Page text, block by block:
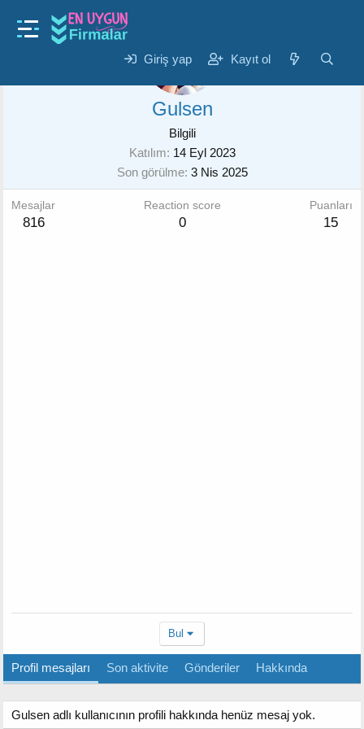
Giriş yap Kayıt ol
Gulsen
Bilgili
Katılım 14 Eyl 2023
Son görülme 3 Nis 2025
Mesajlar
816
Reaction score
0
Puanları
15
Bul
Profil mesajları Son aktivite Gönderiler Hakkında
Gulsen adlı kullanıcının profili hakkında henüz mesaj yok.